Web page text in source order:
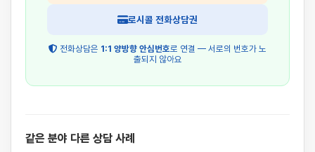
로시콜 전화상담권
전화상담은 1:1 양방향 안심번호로 연결 — 서로의 번호가 노
출되지 않아요
같은 분야 다른 상담 사례